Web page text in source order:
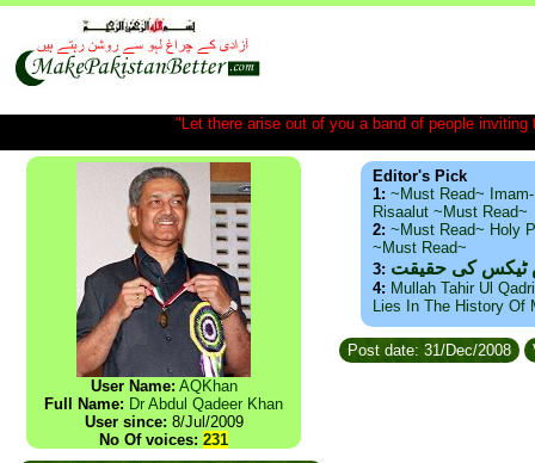
"Let there arise out of you a band of people
User Name: AQKhan
Full Name: Dr Abdul Qadeer Khan
User since: 8/Jul/2009
No Of voices: 231
Editor's Pick
1: ~Must Read~
Risaalut ~Must Read~
2: ~Must Read~ Holy
~Must Read~
3: ٹیکس کی حقیقت
4: Mullah Tahir Ul
Lies In The History Of
Post date: 31/Dec/2008